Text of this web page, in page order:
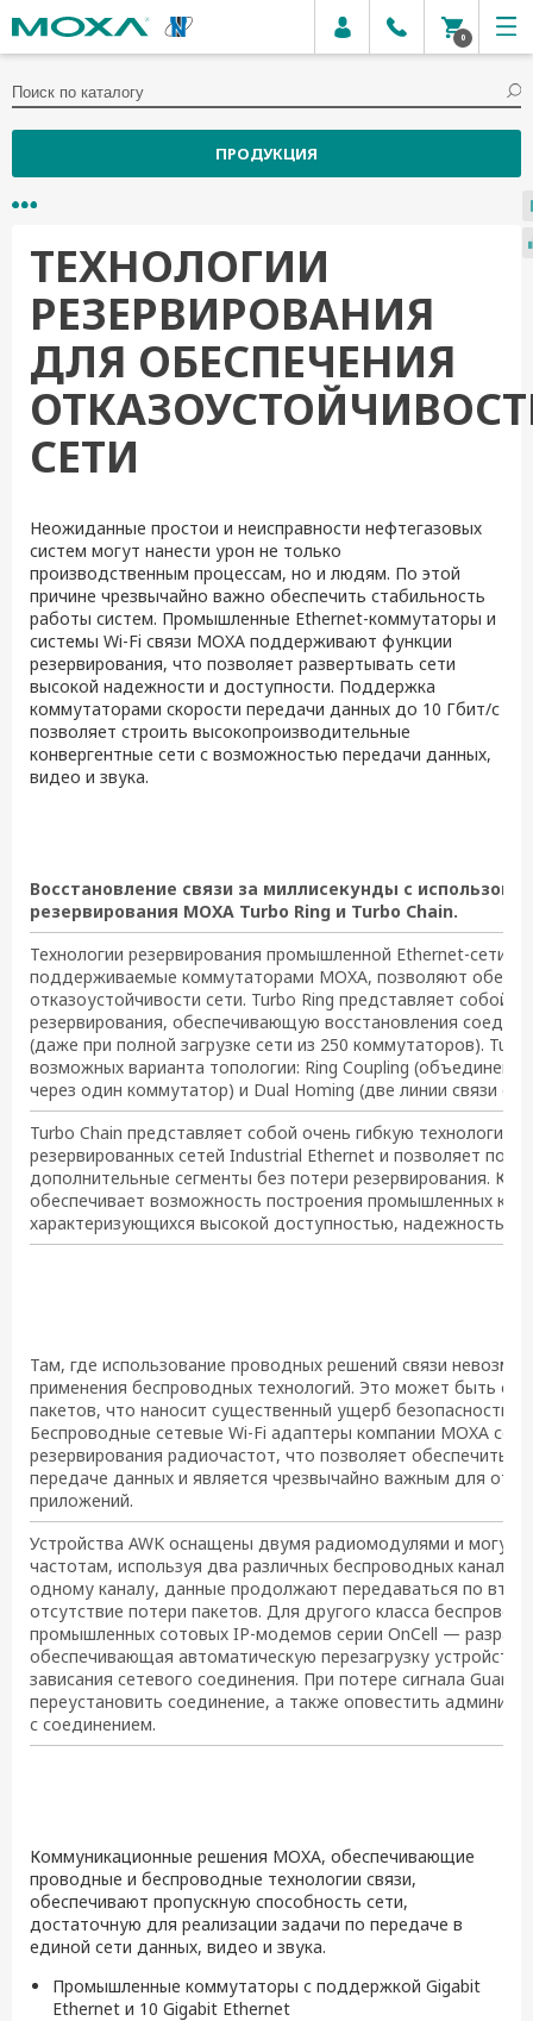
0
ПРОДУКЦИЯ
ТЕХНОЛОГИИ
РЕЗЕРВИРОВАНИЯ
ДЛЯ ОБЕСПЕЧЕНИЯ
СЕТИ
Неожиданные простои и неисправности нефтегазовых
систем могут нанести урон не только
производственным процессам, но и людям. По этой
причине чрезвычайно важно обеспечить стабильность
работы систем. Промышленные Ethernet-коммутаторы и
системы Wi-Fi связи MOXA поддерживают функции
резервирования, что позволяет развертывать сети
высокой надежности и доступности. Поддержка
коммутаторами скорости передачи данных до 10 Гбит/с
позволяет строить высокопроизводительные
конвергентные сети с возможностью передачи данных,
видео и звука.
Восстановление связи за миллисекунды с
резервирования MOXA Turbo Ring и Turbo Chain.
Технологии резервирования промышленной Ethernet-сети
поддерживаемые коммутаторами MOXA, позволяют
отказоустойчивости сети. Turbo Ring представляет собой
резервирования, обеспечивающую восстановления
(даже при полной загрузке сети из 250 коммутаторов).
возможных варианта топологии: Ring Coupling
через один коммутатор) и Dual Homing (две линии связи
Turbo Chain представляет собой очень гибкую технологию
резервированных сетей Industrial Ethernet и позволяет
дополнительные сегменты без потери резервирования.
обеспечивает возможность построения промышленных
характеризующихся высокой доступностью, надежностью
Там, где использование проводных решений связи
применения беспроводных технологий. Это может быть
пакетов, что наносит существенный ущерб безопасности
Беспроводные сетевые Wi-Fi адаптеры компании MOXA
резервирования радиочастот, что позволяет обеспечить
передаче данных и является чрезвычайно важным для
приложений.
Устройства AWK оснащены двумя радиомодулями и могут
частотам, используя два различных беспроводных канала
одному каналу, данные продолжают передаваться по
отсутствие потери пакетов. Для другого класса
промышленных сотовых IP-модемов серии OnCell —
обеспечивающая автоматическую перезагрузку устройств
зависания сетевого соединения. При потере сигнала
переустановить соединение, а также оповестить
с соединением.
Коммуникационные решения MOXA, обеспечивающие
проводные и беспроводные технологии связи,
обеспечивают пропускную способность сети,
достаточную для реализации задачи по передаче в
единой сети данных, видео и звука.
Промышленные коммутаторы с поддержкой Gigabit
Ethernet и 10 Gigabit Ethernet